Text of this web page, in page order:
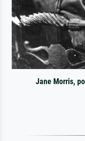
Jane Morris,